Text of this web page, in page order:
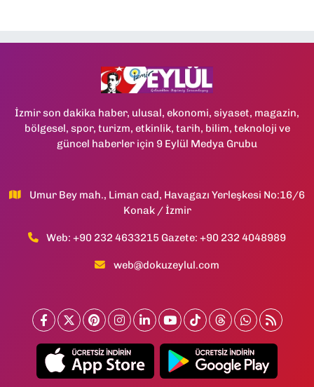
İzmir son dakika haber, ulusal, ekonomi, siyaset, magazin,
bölgesel, spor, turizm, etkinlik, tarih, bilim, teknoloji ve
güncel haberler için 9 Eylül Medya Grubu
Umur Bey mah., Liman cad, Havagazı Yerleşkesi No:16/6
Konak / İzmir
Web: +90 232 4633215 Gazete: +90 232 4048989
web@dokuzeylul.com